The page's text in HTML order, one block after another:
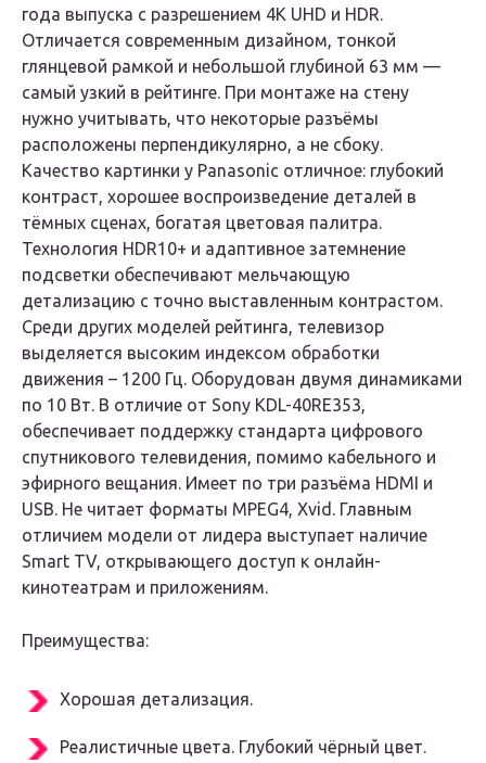
года выпуска c разрешением 4K UHD и HDR.
Отличается современным дизайном, тонкой
глянцевой рамкой и небольшой глубиной 63 мм —
самый узкий в рейтинге. При монтаже на стену
нужно учитывать, что некоторые разъёмы
расположены перпендикулярно, а не сбоку.
Качество картинки у Panasonic отличное: глубокий
контраст, хорошее воспроизведение деталей в
тёмных сценах, богатая цветовая палитра.
Технология HDR10+ и адаптивное затемнение
подсветки обеспечивают мельчающую
детализацию с точно выставленным контрастом.
Среди других моделей рейтинга, телевизор
выделяется высоким индексом обработки
движения – 1200 Гц. Оборудован двумя динамиками
по 10 Вт. В отличие от Sony KDL-40RE353,
обеспечивает поддержку стандарта цифрового
спутникового телевидения, помимо кабельного и
эфирного вещания. Имеет по три разъёма HDMI и
USB. Не читает форматы MPEG4, Xvid. Главным
отличием модели от лидера выступает наличие
Smart TV, открывающего доступ к онлайн-
кинотеатрам и приложениям.
Преимущества:
Хорошая детализация.
Реалистичные цвета. Глубокий чёрный цвет.